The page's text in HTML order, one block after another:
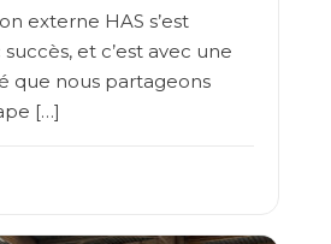
externe HAS s’est
et c’est avec une
que nous partageons
[…]